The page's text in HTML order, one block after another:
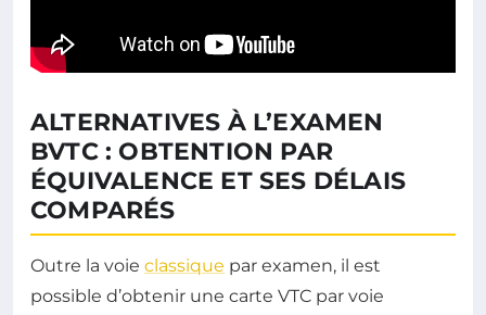
ALTERNATIVES À L’EXAMEN
BVTC : OBTENTION PAR
ÉQUIVALENCE ET SES DÉLAIS
COMPARÉS
Outre la voie classique par examen, il est
possible d’obtenir une carte VTC par voie